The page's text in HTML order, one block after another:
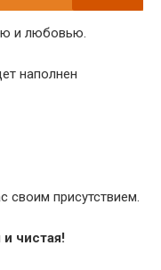
и любовью.
наполнен
своим присутствием.
чистая!